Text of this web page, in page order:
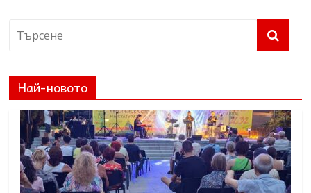
Най-новото